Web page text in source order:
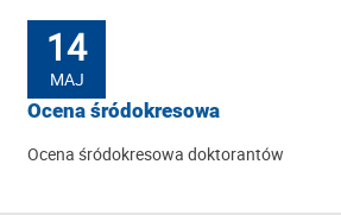
14
MAJ
Ocena śródokresowa
Ocena śródokresowa doktorantów